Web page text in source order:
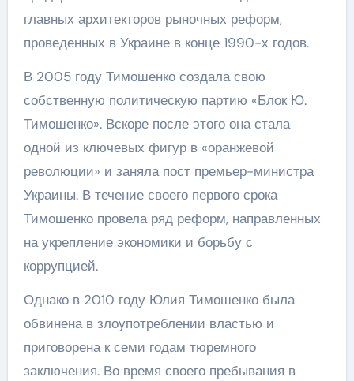
главных архитекторов рыночных реформ,
проведенных в Украине в конце 1990-х годов.
В 2005 году Тимошенко создала свою
собственную политическую партию «Блок Ю.
Тимошенко». Вскоре после этого она стала
одной из ключевых фигур в «оранжевой
революции» и заняла пост премьер-министра
Украины. В течение своего первого срока
Тимошенко провела ряд реформ, направленных
на укрепление экономики и борьбу с
коррупцией.
Однако в 2010 году Юлия Тимошенко была
обвинена в злоупотреблении властью и
приговорена к семи годам тюремного
заключения. Во время своего пребывания в